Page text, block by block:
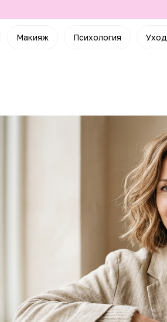
Макияж Психология Уход